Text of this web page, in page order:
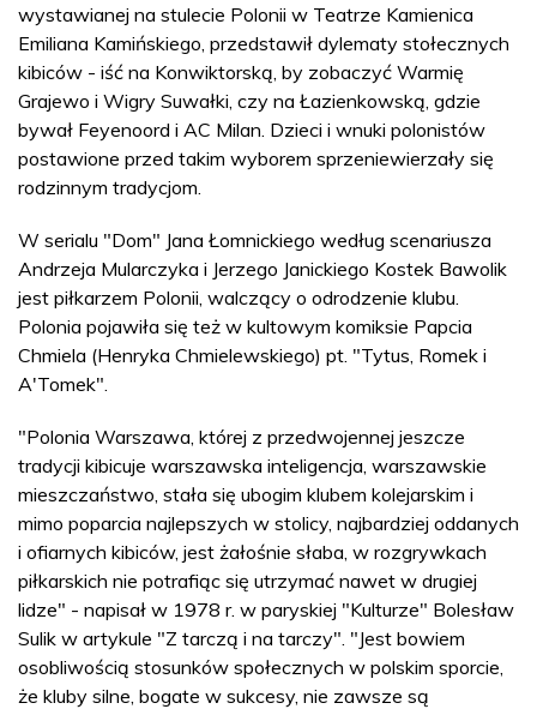
wystawianej na stulecie Polonii w Teatrze Kamienica
Emiliana Kamińskiego, przedstawił dylematy stołecznych
kibiców - iść na Konwiktorską, by zobaczyć Warmię
Grajewo i Wigry Suwałki, czy na Łazienkowską, gdzie
bywał Feyenoord i AC Milan. Dzieci i wnuki polonistów
postawione przed takim wyborem sprzeniewierzały się
rodzinnym tradycjom.
W serialu "Dom" Jana Łomnickiego według scenariusza
Andrzeja Mularczyka i Jerzego Janickiego Kostek Bawolik
jest piłkarzem Polonii, walczący o odrodzenie klubu.
Polonia pojawiła się też w kultowym komiksie Papcia
Chmiela (Henryka Chmielewskiego) pt. "Tytus, Romek i
A'Tomek".
"Polonia Warszawa, której z przedwojennej jeszcze
tradycji kibicuje warszawska inteligencja, warszawskie
mieszczaństwo, stała się ubogim klubem kolejarskim i
mimo poparcia najlepszych w stolicy, najbardziej oddanych
i ofiarnych kibiców, jest żałośnie słaba, w rozgrywkach
piłkarskich nie potrafiąc się utrzymać nawet w drugiej
lidze" - napisał w 1978 r. w paryskiej "Kulturze" Bolesław
Sulik w artykule "Z tarczą i na tarczy". "Jest bowiem
osobliwością stosunków społecznych w polskim sporcie,
że kluby silne, bogate w sukcesy, nie zawsze są